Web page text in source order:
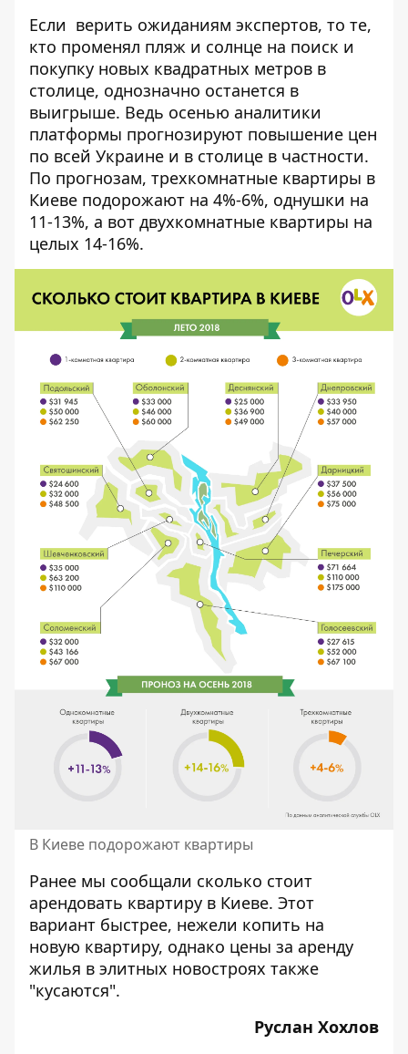
Если верить ожиданиям экспертов, то те,
кто променял пляж и солнце на поиск и
покупку новых квадратных метров в
столице, однозначно останется в
выигрыше. Ведь осенью аналитики
платформы прогнозируют повышение цен
по всей Украине и в столице в частности.
По прогнозам, трехкомнатные квартиры в
Киеве подорожают на 4%-6%, однушки на
11-13%, а вот двухкомнатные квартиры на
целых 14-16%.
В Киеве подорожают квартиры
Ранее мы сообщали сколько стоит
арендовать квартиру в Киеве. Этот
вариант быстрее, нежели копить на
новую квартиру, однако цены за аренду
жилья в элитных новостроях также
"кусаются".
Руслан Хохлов